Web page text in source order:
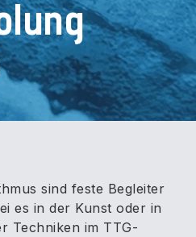
sind feste Begleiter
es in der Kunst oder in
Techniken im TTG-